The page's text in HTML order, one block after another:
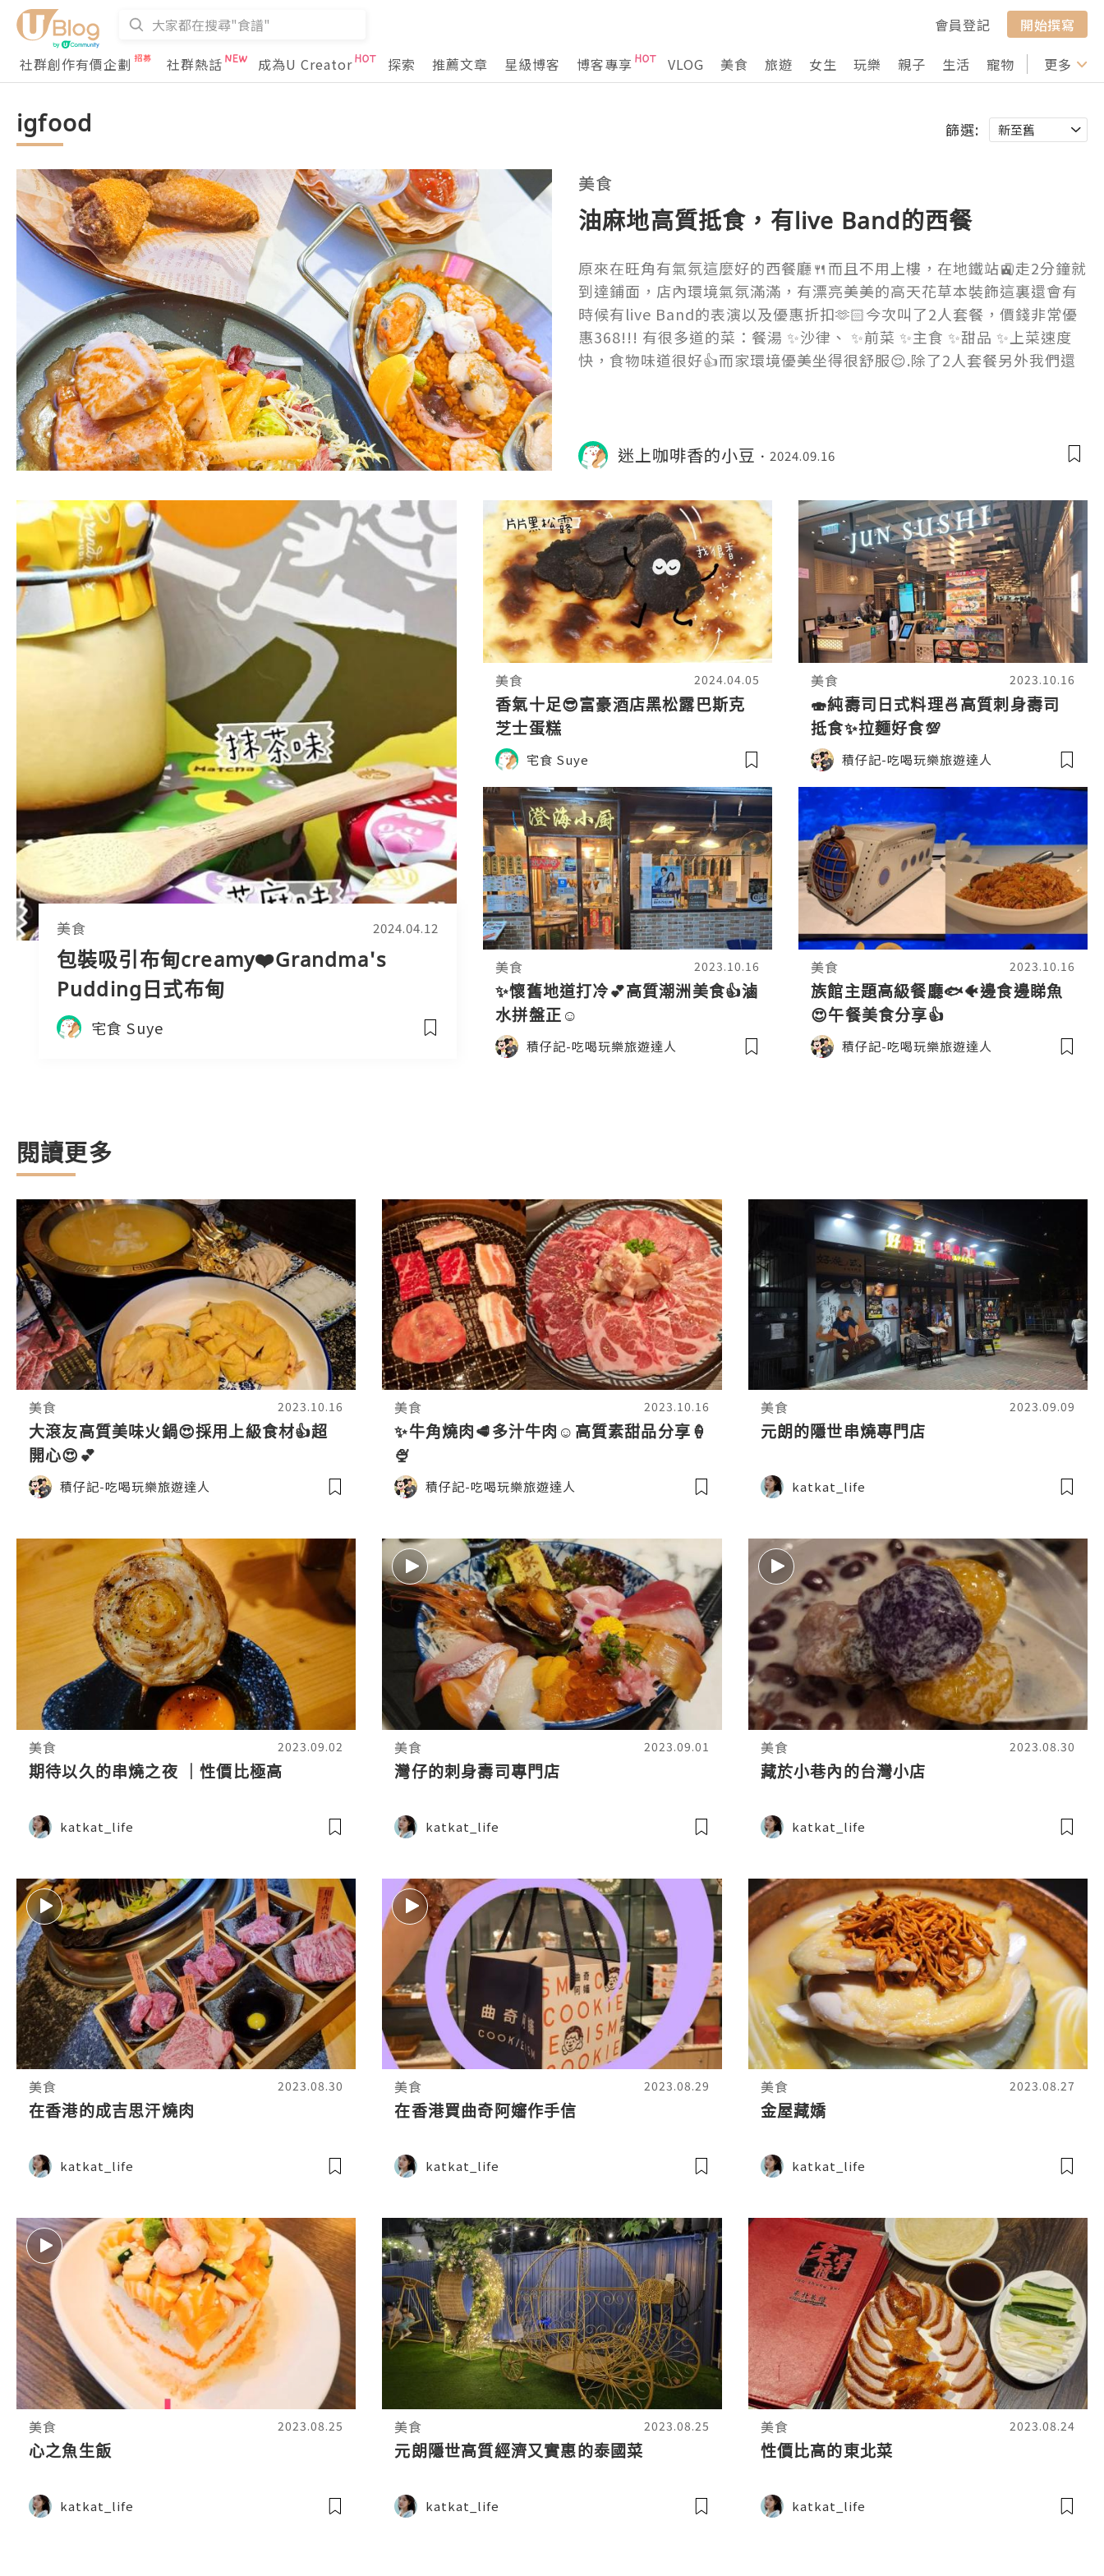
會員登記
開始撰寫
社群創作有價企劃
社群熱話 成為U Creator 探索 推薦文章 星級博客 博客專享 VLOG 美食 旅遊 女生 玩樂 親子 生活 寵物 行山 打卡
更多
igfood 篩選:
美食
油麻地高質抵食，有live Band的西餐
原來在旺角有氣氛這麼好的西餐廳🍴而且不用上樓，在地鐵站🚉走2分鐘就
到達鋪面，店內環境氣氛滿滿，有漂亮美美的高天花草本裝飾這裏還會有
時候有live Band的表演以及優惠折扣🫶🏻今次叫了2人套餐，價錢非常優
惠368!!! 有很多道的菜：餐湯 ✨沙律、 ✨前菜 ✨主食 ✨甜品 ✨上菜速度
快，食物味道很好👍而家環境優美坐得很舒服😌.除了2人套餐另外我們還
迷上咖啡香的小豆 2024.09.16
美食 2024.04.12
包裝吸引布甸creamy❤️Grandma's
Pudding日式布甸
宅食 Suye
美食 2024.04.05
香氣十足😎富豪酒店黑松露巴斯克
芝士蛋糕
宅食 Suye
美食 2023.10.16
🍣純壽司日式料理🍜高質刺身壽司
抵食✨拉麵好食💯
積仔記-吃喝玩樂旅遊達人
美食 2023.10.16
✨懷舊地道打冷💕高質潮洲美食👍滷
水拼盤正☺️
積仔記-吃喝玩樂旅遊達人
美食 2023.10.16
族館主題高級餐廳🐟🐠邊食邊睇魚
😍午餐美食分享👍
積仔記-吃喝玩樂旅遊達人
閱讀更多
美食 2023.10.16
大滾友高質美味火鍋😍採用上級食材👍超
開心😍💕
積仔記-吃喝玩樂旅遊達人
美食 2023.10.16
✨牛角燒肉🥩多汁牛肉☺️高質素甜品分享🍦
🍨
積仔記-吃喝玩樂旅遊達人
美食 2023.09.09
元朗的隱世串燒專門店
katkat_life
美食 2023.09.02
期待以久的串燒之夜 ｜性價比極高
katkat_life
美食 2023.09.01
灣仔的刺身壽司專門店
katkat_life
美食 2023.08.30
藏於小巷內的台灣小店
katkat_life
美食 2023.08.30
在香港的成吉思汗燒肉
katkat_life
美食 2023.08.29
在香港買曲奇阿嬸作手信
katkat_life
美食 2023.08.27
金屋藏嬌
katkat_life
美食 2023.08.25
心之魚生飯
katkat_life
美食 2023.08.25
元朗隱世高質經濟又實惠的泰國菜
katkat_life
美食 2023.08.24
性價比高的東北菜
katkat_life